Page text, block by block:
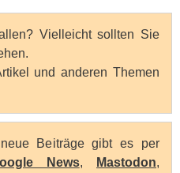
Vielleicht sollten Sie
und anderen Themen
Beiträge gibt es per
News, Mastodon,